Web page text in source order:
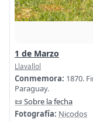
1 de Marzo
Llavallol
Conmemora: 1870.
Paraguay.
📜 Sobre la fecha
Fotografía: Nicodos